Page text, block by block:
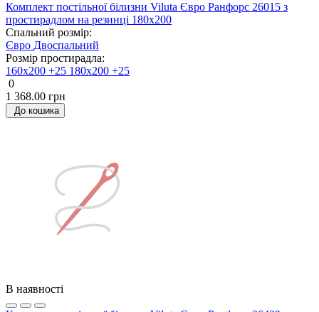
Комплект постільної білизни Viluta Євро Ранфорс 26015 з
простирадлом на резинці 180х200
Спальний розмір:
Євро Двоспальний
Розмір простирадла:
160х200 +25 180х200 +25
0
1 368.00 грн
До кошика
В наявності